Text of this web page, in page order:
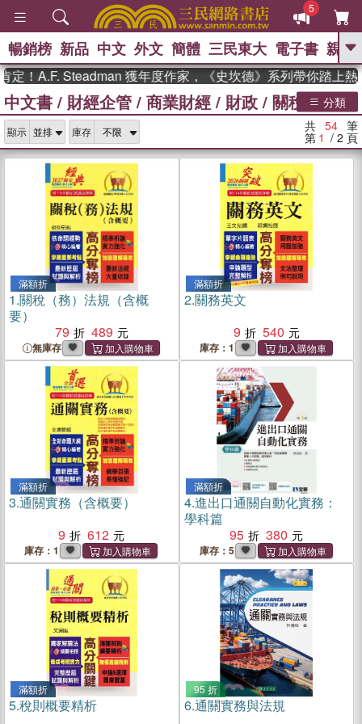
5
GO
熱搜： 東野圭吾 、 The Odyssey 、
父親節 、 如果歷史是一群喵 、 暑期
國際布克獎 臺灣漫遊錄 、 方
念華 、 台灣的李登輝時代 、 數學女
孩：黎曼猜想 、 偉大的迷走神經
暢銷榜 新品 中文 外文 簡體 三民東大 電子書 親子
Steadman 獲年度作家，《史坎德》系列帶你踏上熱血奇幻
中文書 / 財經企管 / 商業財經 / 財政 / 關稅 分類
顯示 庫存 共 54 筆
第 1 / 2 頁
滿額折
1.關稅（務）法規（含概
要）
79
489
無庫存
滿額折
2.關務英文
9
540
庫存：1
滿額折
3.通關實務（含概要）
9
612
庫存：1
滿額折
4.進出口通關自動化實務：
學科篇
95
380
庫存：5
滿額折
5.稅則概要精析
95 折
6.通關實務與法規